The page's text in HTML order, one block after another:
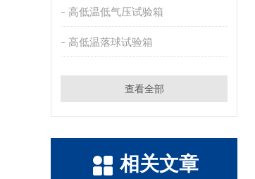
高低温低气压试验箱
高低温落球试验箱
查看全部
相关文章